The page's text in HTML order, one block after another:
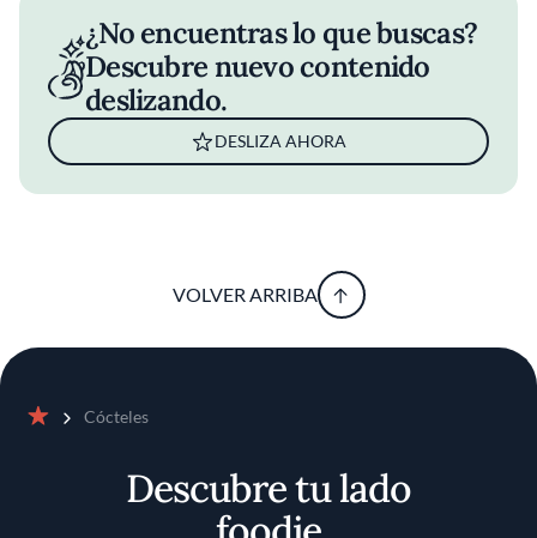
¿No encuentras lo que buscas?
Descubre nuevo contenido
deslizando.
DESLIZA AHORA
VOLVER ARRIBA
Cócteles
Descubre tu lado